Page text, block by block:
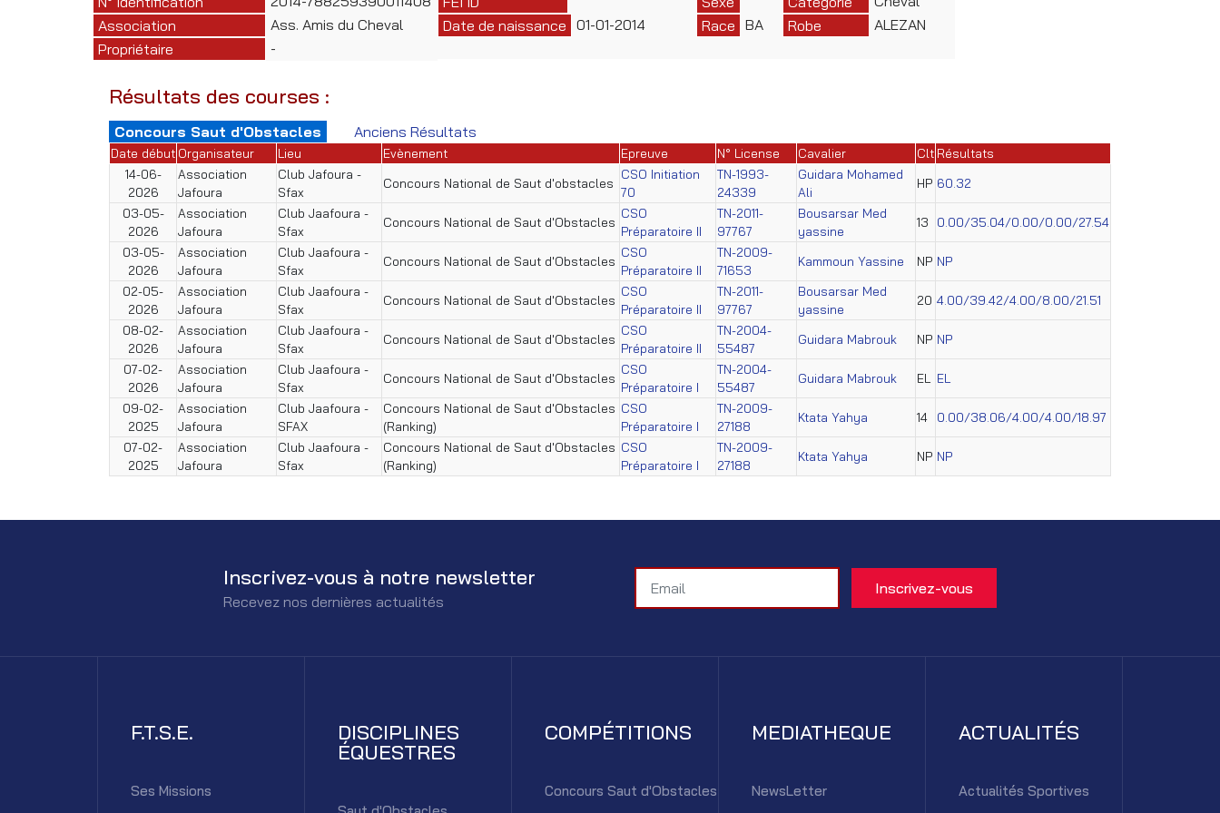
Association
Ass. Amis du Cheval
Propriétaire
-
Date de naissance 01-01-2014
Race BA
Robe
ALEZAN
Résultats des courses :
Concours Saut d'Obstacles Anciens Résultats
Date début Organisateur Lieu Evènement Epreuve N° License Cavalier Clt Résultats
14-06-
2026
Association
Jafoura
Club Jafoura -
Sfax
Concours National de Saut d'obstacles
CSO Initiation
70
TN-1993-
24339
Guidara Mohamed
Ali
HP 60.32
03-05-
2026
Association
Jafoura
Club Jaafoura -
Sfax
Concours National de Saut d'Obstacles
CSO
Préparatoire II
TN-2011-
97767
Bousarsar Med
yassine
13 0.00/35.04/0.00/0.00/27.54
03-05-
2026
Association
Jafoura
Club Jaafoura -
Sfax
Concours National de Saut d'Obstacles
CSO
Préparatoire II
TN-2009-
71653
Kammoun Yassine NP NP
02-05-
2026
Association
Jafoura
Club Jaafoura -
Sfax
Concours National de Saut d'Obstacles
CSO
Préparatoire II
TN-2011-
97767
Bousarsar Med
yassine
20 4.00/39.42/4.00/8.00/21.51
08-02-
2026
Association
Jafoura
Club Jaafoura -
Sfax
Concours National de Saut d'Obstacles
CSO
Préparatoire II
TN-2004-
55487
Guidara Mabrouk NP NP
07-02-
2026
Association
Jafoura
Club Jaafoura -
Sfax
Concours National de Saut d'Obstacles
CSO
Préparatoire I
TN-2004-
55487
Guidara Mabrouk EL EL
09-02-
2025
Association
Jafoura
Club Jaafoura -
SFAX
Concours National de Saut d'Obstacles
(Ranking)
CSO
Préparatoire I
TN-2009-
27188
Ktata Yahya 14 0.00/38.06/4.00/4.00/18.97
07-02-
2025
Association
Jafoura
Club Jaafoura -
Sfax
Concours National de Saut d'Obstacles
(Ranking)
CSO
Préparatoire I
TN-2009-
27188
Ktata Yahya NP NP
Inscrivez-vous à notre newsletter
Recevez nos dernières actualités
F.T.S.E.
Ses Missions
DISCIPLINES
ÉQUESTRES
COMPÉTITIONS
Concours Saut d'Obstacles
MEDIATHEQUE
NewsLetter
ACTUALITÉS
Actualités Sportives